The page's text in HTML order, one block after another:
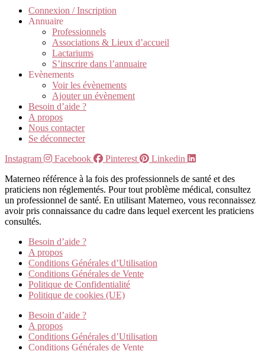
Connexion / Inscription
Annuaire
Professionnels
Associations & Lieux d’accueil
Lactariums
S’inscrire dans l’annuaire
Evènements
Voir les évènements
Ajouter un évènement
Besoin d’aide ?
A propos
Nous contacter
Se déconnecter
Instagram
Facebook Pinterest
Linkedin
Materneo référence à la fois des professionnels de santé et des
praticiens non réglementés. Pour tout problème médical, consultez
un professionnel de santé. En utilisant Materneo, vous reconnaissez
avoir pris connaissance du cadre dans lequel exercent les praticiens
consultés.
Besoin d’aide ?
A propos
Conditions Générales d’Utilisation
Conditions Générales de Vente
Politique de Confidentialité
Politique de cookies (UE)
Besoin d’aide ?
A propos
Conditions Générales d’Utilisation
Conditions Générales de Vente